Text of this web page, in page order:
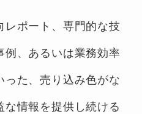
レポート、専門的な技
例、あるいは業務効率
った、売り込み色がな
な情報を提供し続ける